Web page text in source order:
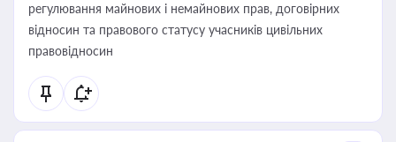
регулювання майнових і немайнових прав, договірних
відносин та правового статусу учасників цивільних
правовідносин